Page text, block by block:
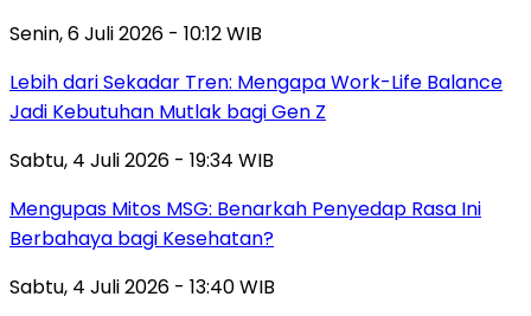
Senin, 6 Juli 2026 - 10:12 WIB
Lebih dari Sekadar Tren: Mengapa Work-Life Balance
Jadi Kebutuhan Mutlak bagi Gen Z
Sabtu, 4 Juli 2026 - 19:34 WIB
Mengupas Mitos MSG: Benarkah Penyedap Rasa Ini
Berbahaya bagi Kesehatan?
Sabtu, 4 Juli 2026 - 13:40 WIB